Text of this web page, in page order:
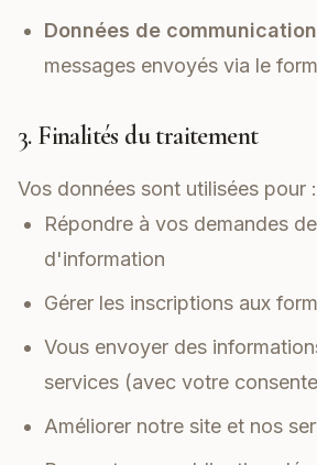
Données de
messages envoyés via le
3. Finalités du traitement
Vos données sont utilisées pour :
Répondre à vos demandes
d'information
Gérer les inscriptions aux
Vous envoyer des
services (avec votre
Améliorer notre site et nos